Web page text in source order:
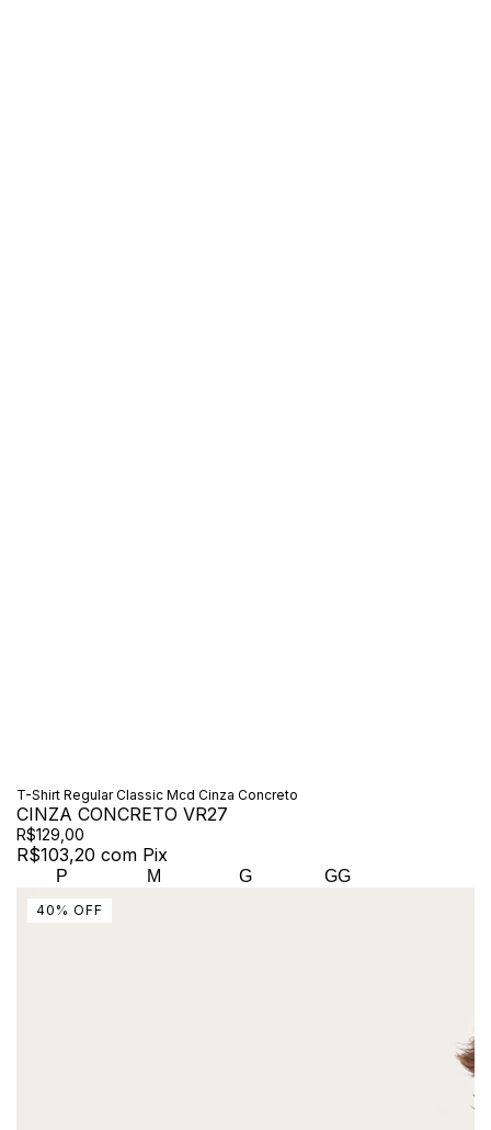
T-Shirt Regular Classic Mcd Cinza Concreto
CINZA CONCRETO VR27
R$129,00
R$103,20 com Pix
P M G GG
40 % OFF